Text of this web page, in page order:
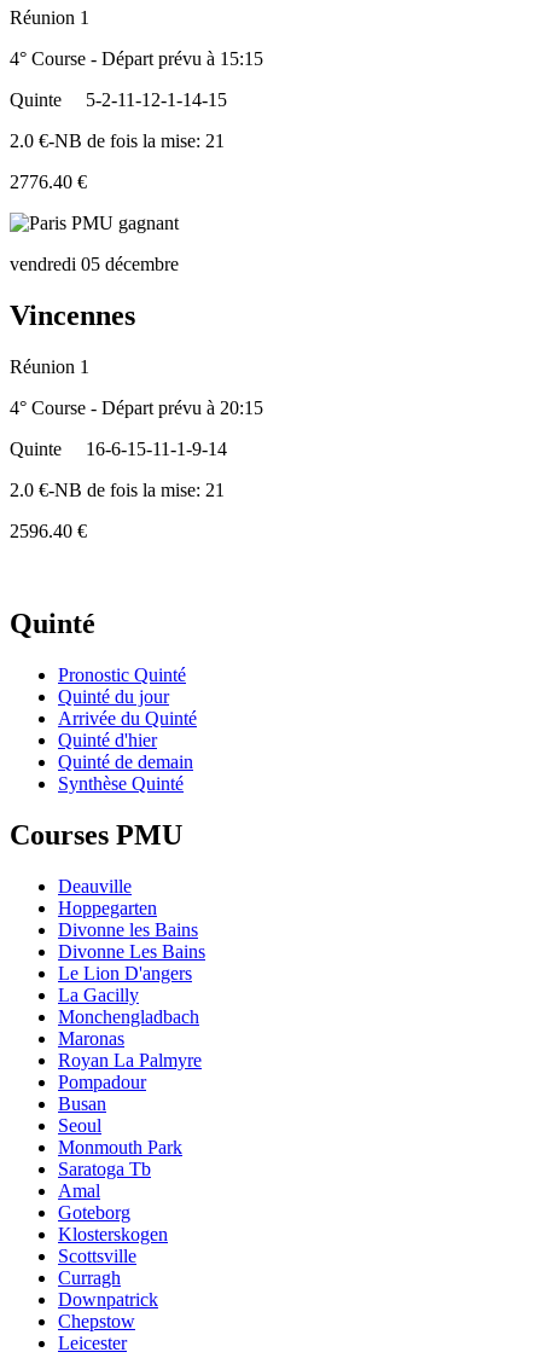
Réunion 1
4° Course - Départ prévu à 15:15
Quinte
5-2-11-12-1-14-15
2.0 €-NB de fois la mise: 21
2776.40 €
vendredi 05 décembre
Vincennes
Réunion 1
4° Course - Départ prévu à 20:15
Quinte
16-6-15-11-1-9-14
2.0 €-NB de fois la mise: 21
2596.40 €
Quinté
Pronostic Quinté
Quinté du jour
Arrivée du Quinté
Quinté d'hier
Quinté de demain
Synthèse Quinté
Courses PMU
Deauville
Hoppegarten
Divonne les Bains
Divonne Les Bains
Le Lion D'angers
La Gacilly
Monchengladbach
Maronas
Royan La Palmyre
Pompadour
Busan
Seoul
Monmouth Park
Saratoga Tb
Amal
Goteborg
Klosterskogen
Scottsville
Curragh
Downpatrick
Chepstow
Leicester